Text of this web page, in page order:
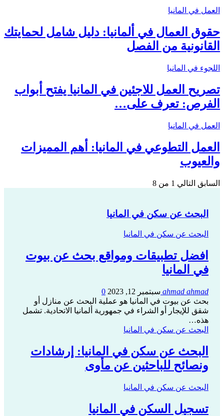
العمل في المانيا
حقوق العمال في ألمانيا: دليل شامل لحمايتك
القانونية من الفصل
اللجوء في المانيا
تصريح العمل للاجئين في المانيا يفتح أبواب
الفرص: تعرف على…
العمل في المانيا
العمل التطوعي في المانيا: أهم المميزات
والعيوب
السابق التالي 1 من 8
البحث عن سكن في المانيا
البحث عن سكن في المانيا
افضل تطبيقات ومواقع بحث عن بيوت
في المانيا
ahmad ahmad سبتمبر 12, 2023
0
بحث عن بيوت في المانيا هو عملية البحث عن منازل أو
شقق للإيجار أو الشراء في جمهورية ألمانيا الاتحادية. تشمل
هذه…
البحث عن سكن في المانيا
البحث عن سكن في المانيا: إرشادات
ونصائح للباحثين عن مأوى
البحث عن سكن في المانيا
تسجيل السكن في المانيا